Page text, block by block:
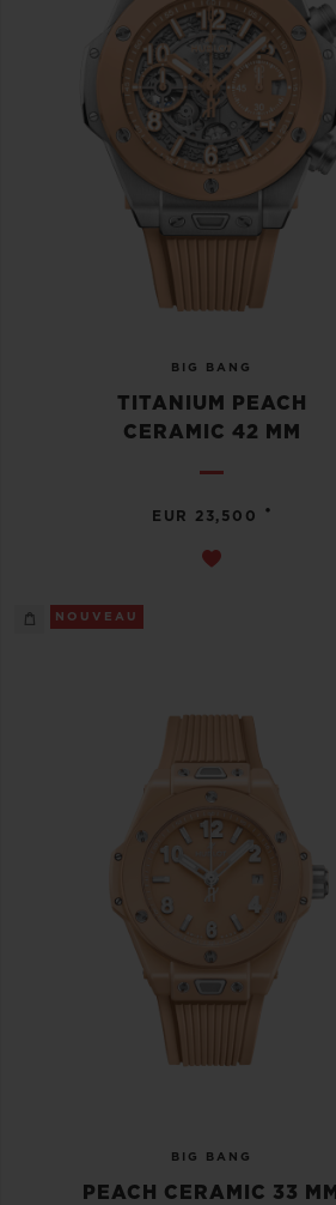
BIG BANG
TITANIUM PEACH
CERAMIC 42 MM
EUR 23,500 •
NOUVEAU
BIG BANG
PEACH CERAMIC 33 MM